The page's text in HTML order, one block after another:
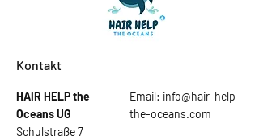
Kontakt
HAIR HELP the
OceansUG
Schulstraße 7
Email: info@hair-help-
the-oceans.com